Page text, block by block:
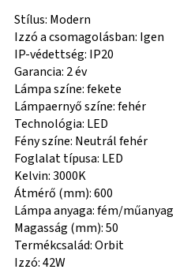
Stílus: Modern
Izzó a csomagolásban: Igen
IP-védettség: IP20
Garancia: 2 év
Lámpa színe: fekete
Lámpaernyő színe: fehér
Technológia: LED
Fény színe: Neutrál fehér
Foglalat típusa: LED
Kelvin: 3000K
Átmérő (mm): 600
Lámpa anyaga: fém/műanyag
Magasság (mm): 50
Termékcsalád: Orbit
Izzó: 42W